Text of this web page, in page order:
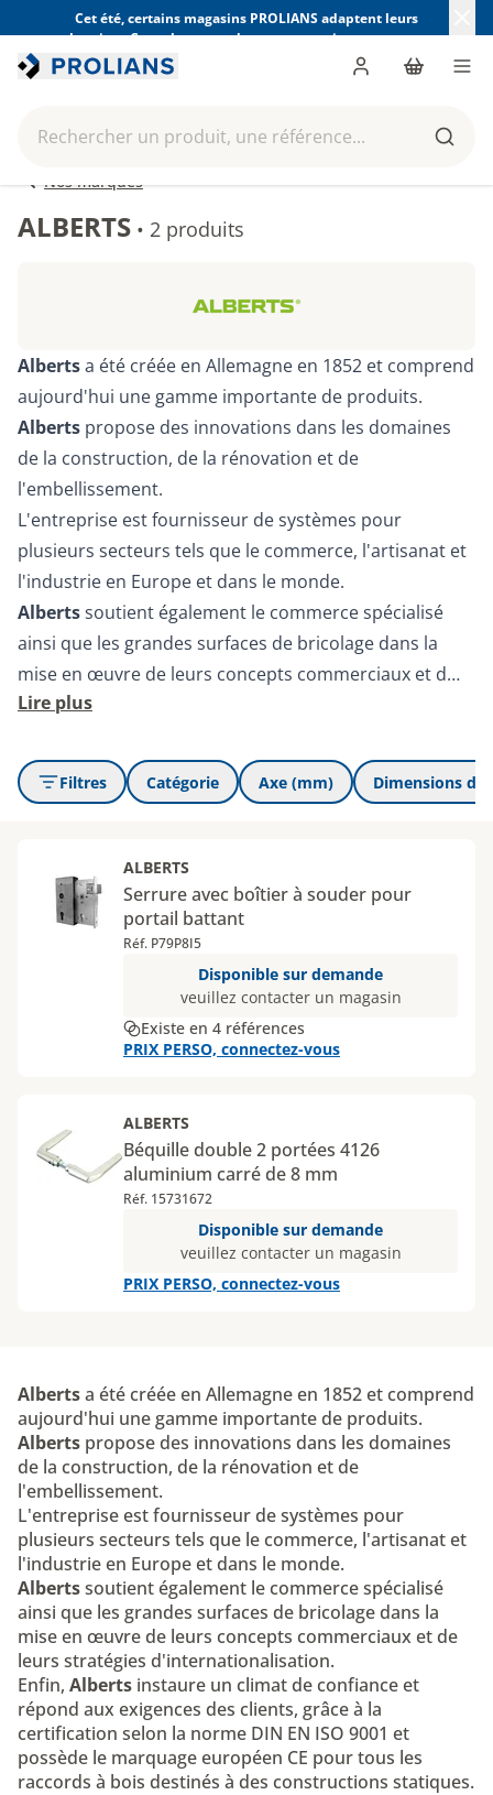
Cet été, certains magasins PROLIANS adaptent leurs
horaires. Consultez ceux de votre magasin avant votre
visite.
Rechercher un produit, une référence...
Panier
Nos marques
ALBERTS • 2 produits
Albertsa été créée en Allemagne en 1852 et comprend
aujourd'hui une gamme importante de produits.
Alberts propose des innovations dans les domaines
de la construction, de la rénovation et de
l'embellissement.
L'entreprise est fournisseur de systèmes pour
plusieurs secteurs tels que le commerce, l'artisanat et
l'industrie en Europe et dans le monde.
Albertssoutient également le commerce spécialisé
ainsi que les grandes surfaces de bricolage dans la
mise en œuvre de leurs concepts commerciaux et d…
Lire plus
Filtres Catégorie Axe (mm) Dimensions
ALBERTS
Serrure avec boîtier à souder pour
portail battant
Réf. P79P8I5
Disponible sur demande
veuillez contacter un magasin
Existe en 4 références
PRIX PERSO, connectez-vous
ALBERTS
Béquille double 2 portées 4126
aluminium carré de 8 mm
Réf. 15731672
Disponible sur demande
veuillez contacter un magasin
PRIX PERSO, connectez-vous
Albertsa été créée en Allemagne en 1852 et comprend
aujourd'hui une gamme importante de produits.
Alberts propose des innovations dans les domaines
de la construction, de la rénovation et de
l'embellissement.
L'entreprise est fournisseur de systèmes pour
plusieurs secteurs tels que le commerce, l'artisanat et
l'industrie en Europe et dans le monde.
Albertssoutient également le commerce spécialisé
ainsi que les grandes surfaces de bricolage dans la
mise en œuvre de leurs concepts commerciaux et de
leurs stratégies d'internationalisation.
Enfin, Alberts instaure un climat de confiance et
répond aux exigences des clients, grâce à la
certification selon la norme DIN EN ISO 9001 et
possède le marquage européen CE pour tous les
raccords à bois destinés à des constructions statiques.